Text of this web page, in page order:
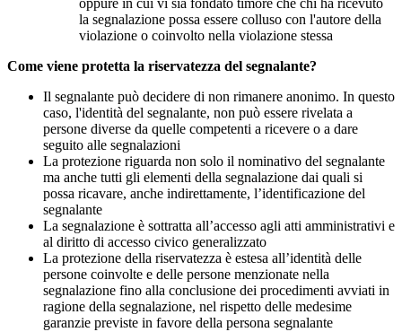
oppure in cui vi sia fondato timore che chi ha ricevuto
la segnalazione possa essere colluso con l'autore della
violazione o coinvolto nella violazione stessa
Come viene protetta la riservatezza del segnalante?
Il segnalante può decidere di non rimanere anonimo. In questo
caso, l'identità del segnalante, non può essere rivelata a
persone diverse da quelle competenti a ricevere o a dare
seguito alle segnalazioni
La protezione riguarda non solo il nominativo del segnalante
ma anche tutti gli elementi della segnalazione dai quali si
possa ricavare, anche indirettamente, l’identificazione del
segnalante
La segnalazione è sottratta all’accesso agli atti amministrativi e
al diritto di accesso civico generalizzato
La protezione della riservatezza è estesa all’identità delle
persone coinvolte e delle persone menzionate nella
segnalazione fino alla conclusione dei procedimenti avviati in
ragione della segnalazione, nel rispetto delle medesime
garanzie previste in favore della persona segnalante